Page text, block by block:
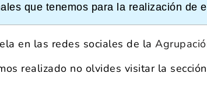
que tenemos para la realización de
en las redes sociales de la
realizado no olvides visitar la